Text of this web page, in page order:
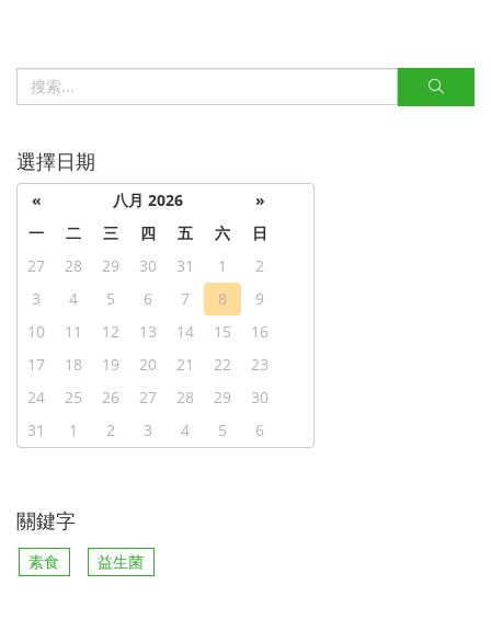
選擇日期
« 八月 2026
»
一
二 三 四 五 六
日
27
28 29 30 31 1
2
3
4 5 6 7 8
9
10
11 12 13 14 15
16
17
18 19 20 21 22
23
24
25 26 27 28 29
30
31
1 2 3 4 5 6
關鍵字
素食 益生菌